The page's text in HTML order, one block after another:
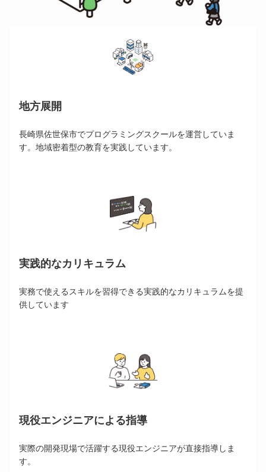
地方展開
長崎県佐世保市でプログラミングスクールを運営していま
す。地域密着型の教育を実践しています。
実践的なカリキュラム
実務で使えるスキルを習得できる実践的なカリキュラムを提
供しています
現役エンジニアによる指導
実際の開発現場で活躍する現役エンジニアが直接指導しま
す。